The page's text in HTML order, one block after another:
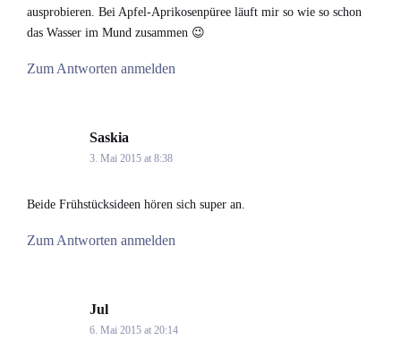
ausprobieren. Bei Apfel-Aprikosenpüree läuft mir so wie so schon
das Wasser im Mund zusammen 😉
Zum Antworten anmelden
Saskia
3. Mai 2015 at 8:38
Beide Frühstücksideen hören sich super an.
Zum Antworten anmelden
Jul
6. Mai 2015 at 20:14